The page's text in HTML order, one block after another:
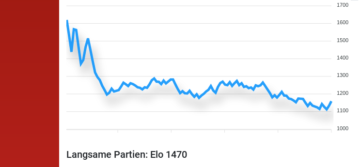
1700
1600
1500
1400
1300
1200
1100
1000
Langsame Partien: Elo 1470